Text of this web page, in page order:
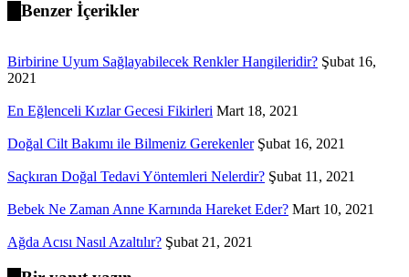
Benzer İçerikler
Birbirine Uyum Sağlayabilecek Renkler Hangileridir? Şubat 16,
2021
En Eğlenceli Kızlar Gecesi Fikirleri Mart 18, 2021
Doğal Cilt Bakımı ile Bilmeniz Gerekenler Şubat 16, 2021
Saçkıran Doğal Tedavi Yöntemleri Nelerdir? Şubat 11, 2021
Bebek Ne Zaman Anne Karnında Hareket Eder? Mart 10, 2021
Ağda Acısı Nasıl Azaltılır? Şubat 21, 2021